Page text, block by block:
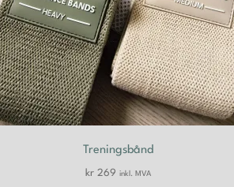
Treningsbånd
kr 269 inkl. MVA